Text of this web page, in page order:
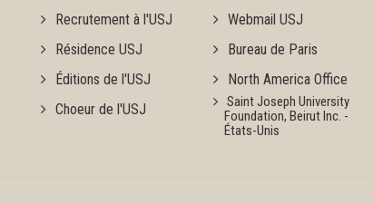
Recrutement à l'USJ
Résidence USJ
Éditions de l'USJ
Choeur de l'USJ
Webmail USJ
Bureau de Paris
North America Office
Saint Joseph University
Foundation, Beirut Inc. -
États-Unis